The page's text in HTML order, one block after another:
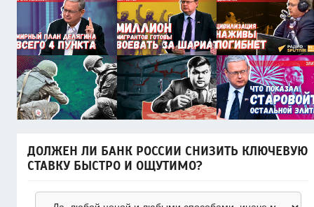
ДОЛЖЕН ЛИ БАНК РОССИИ СНИЗИТЬ КЛЮЧЕВУЮ
СТАВКУ БЫСТРО И ОЩУТИМО?